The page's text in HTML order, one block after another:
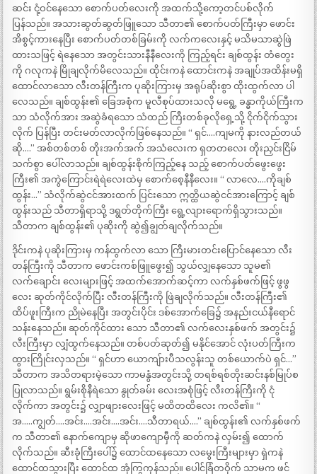
ဆင်း ငုံ့ဝင်နေသော စောက်ပတ်လေးကို အထက်သို့ကော့တင်ပစ်လိုက်
ပြန်သည်။ အသားဆွတ်ဆွတ်ဖြူသော သီတာ၏ စောက်ပတ်ကြီးမှာ ဖောင်း
အိစွင့်ကားနေပြီး စောက်ပတ်တစ်ခြမ်းကို လက်ကလေးနှင့် မသိမသာဆွဲဖြဲ
ထားသဖြင့် ရဲနေသော အတွင်းသားနီနီလေးကို ကြည့်ရင်း ချစ်ထွန်း တံတွေး
ကို ဂလုကနဲ မြိုချလိုက်မိလေသည်။ ထိုင်းကနဲ ထောင်းကနဲ အချုပ်အထိန်းမရှိ
ထောင်လာသော လီးတန်ကြီးက ပုဆိုးကြားမှ အရုပ်ဆိုးစွာ ထိုးထွက်လာ ပါ
လေသည်။ ချစ်ထွန်း၏ ခြေအစုံက မူလီစုပ်ထားသလို မရွေ့ ခန္ဓာကိုယ်ကြီးက
သာ သံလိုက်အား အဆွဲခံရသော သံထည် ကြီးတစ်ခုလိုရှေ့သို့ ငိုက်ငိုက်သွား
လိုက် ပြန်ပြီး တင်းမတ်လာလိုက်ဖြစ်နေသည်။ “ ရှင်….ကျမကို နားလည်တယ်
ဆို….” အစ်တစ်တစ် တိုးအက်အက် အသံလေးက ရှတတလေး တိုးညှင်းငြိမ်
သက်စွာ ပေါ်လာသည်။ ချစ်ထွန်းစိုက်ကြည့်နေ သည့် စောက်ပတ်ဖွေးဖွေး
ကြီး၏ အကွဲကြောင်းရဲရဲလေးထဲမှ စောက်စေ့နီနီလေး။ “ လာလေ….ကိုချစ်
ထွန်း…” သံလိုက်ဆွဲငင်အားထက် ပြင်းသော ဣတ္ထိယဆွဲငင်အားကြောင့် ချစ်
ထွန်းသည် သီတာရှိရာသို့ ဒရွတ်တိုက်ကြီး ရွေ့လျားရောက်ရှိသွားသည်။
သီတာက ချစ်ထွန်း၏ ပုဆိုးကို ဆွဲ၍ချွတ်ချလိုက်သည်။
ဒိုင်းကနဲ ပုဆိုးကြားမှ ကန်ထွက်လာ သော ကြီးမားတင်းပြောင်နေသော လီး
တန်ကြီးကို သီတာက ဖောင်းကစ်ဖြူဖွေး၍ သွယ်လျှနေသော သူမ၏
လက်ချောင်း လေးများဖြင့် အထက်အောက်ဆင့်ကာ လက်နှစ်ဖက်ဖြင့် ဖွဖွ
လေး ဆုတ်ကိုင်လိုက်ပြီး လီးတန်ကြီးကို ဖြဲချလိုက်သည်။ လီးတန်ကြီး၏
ထိပ်ဖူးကြီးက ညိုမဲနေပြီး အတွင်းပိုင်း ဒစ်အောက်ခြေ၌ အနည်းငယ်နီရောင်
သန်းနေသည်။ ဆုတ်ကိုင်ထား သော သီတာ၏ လက်လေးနှစ်ဖက် အတွင်း၌
လီးကြီးမှာ လျှံထွက်နေသည်။ တစ်ပတ်ဆုတ်၍ မနိုင်အောင် လုံးပတ်ကြီးက
ထွားကြိုင်းလှသည်။ “ ရှင်ဟာ ယောကျ်ားပီသလွန်းသူ တစ်ယောက်ပဲ ရှင်…”
သီတာက အသိတရားမဲ့သော ကာမနွံအတွင်းသို့ တရစ်ရစ်တိုးဆင်းနစ်မြုပ်စ
ပြုလာသည်။ ရွမ်းစိုနီရဲသော နွုတ်ခမ်း လေးအစုံဖြင့် လီးတန်ကြီးကို ငုံ
လိုက်ကာ အတွင်း၌ လျှာဖျားလေးဖြင့် မထိတထိလေး ကလိ၏။ “
အ…..ကျွတ်….အင်း….အင်း….အင်း….သီတာရယ်….” ချစ်ထွန်း၏ လက်နှစ်ဖက်
က သီတာ၏ နောက်ကျောမှ ဆိုဖာကျောမှီကို ဆတ်ကနဲ လှမ်း၍ ထောက်
လိုက်သည်။ ဆီးခုံကြီးပေါ်၌ ထောင်ထနေသော လမွေးကြီးများမှာ ရှဲကနဲ
ထောင်ထသွားပြီး ထောင်ထ အုံကြွကုန်သည်။ ပေါင်ခြံတဝိုက် သာမက ဖင်